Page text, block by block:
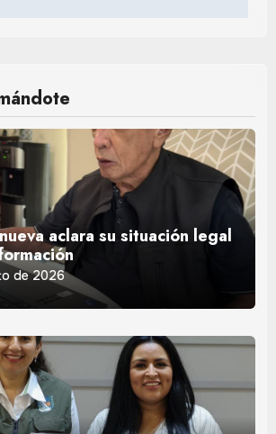
aclara su situación legal
de 2026